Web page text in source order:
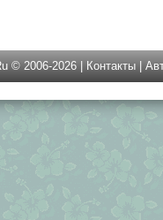
© 2006-2026 | Контакты |